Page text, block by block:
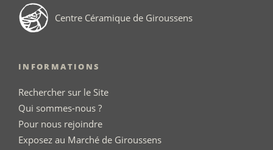
Centre Céramique de Giroussens
INFORMATIONS
Rechercher sur le Site
Qui sommes-nous ?
Pour nous rejoindre
Exposez au Marché de Giroussens